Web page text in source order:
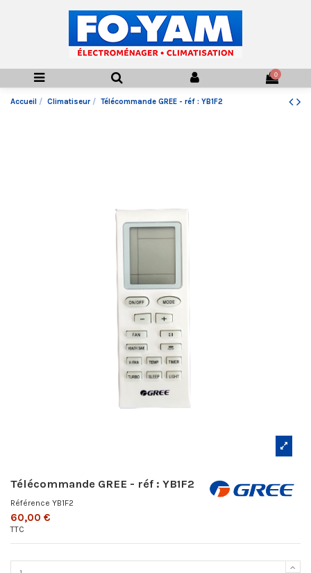
0
Accueil Climatiseur Télécommande GREE - réf : YB1F2
Télécommande GREE - réf : YB1F2
Référence YB1F2
60,00 €
TTC